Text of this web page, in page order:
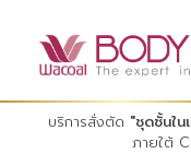
บริการสั่งตัด "ชุดชั้นใน
ภายใต้